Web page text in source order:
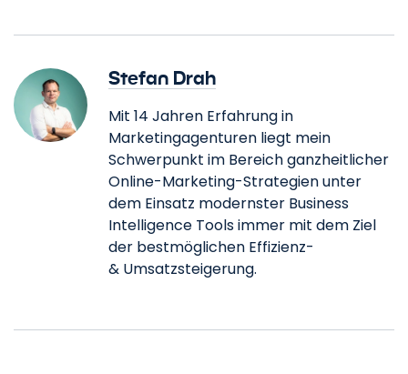
Stefan Drah
Mit 14 Jahren Erfahrung in
Marketingagenturen liegt mein
Schwerpunkt im Bereich ganzheitlicher
Online-Marketing-Strategien unter
dem Einsatz modernster Business
Intelligence Tools immer mit dem Ziel
der bestmöglichen Effizienz-
& Umsatzsteigerung.